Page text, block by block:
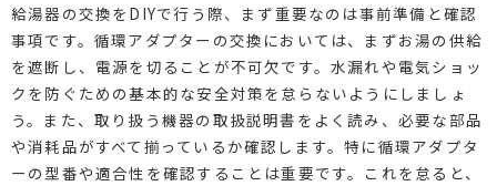
給湯器の交換をDIYで行う際、まず重要なのは事前準備と確認
事項です。循環アダプターの交換においては、まずお湯の供給
を遮断し、電源を切ることが不可欠です。水漏れや電気ショッ
クを防ぐための基本的な安全対策を怠らないようにしましょ
う。また、取り扱う機器の取扱説明書をよく読み、必要な部品
や消耗品がすべて揃っているか確認します。特に循環アダプタ
ーの型番や適合性を確認することは重要です。これを怠ると、